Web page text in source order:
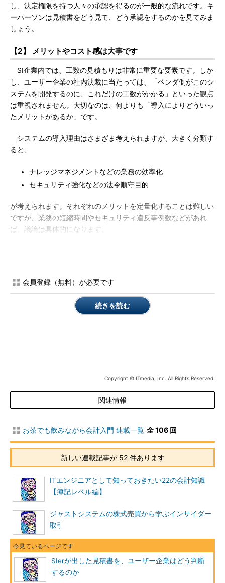
し、決定権限を持つ人々の承認を得るのが一般的な流れです。キ
ーパーソンは見積書をどう見て、どう承認をするのかを見てみま
しょう。
【2】 メリットやコスト感は大事です
SI企業内では、工数の見積もりは非常に重要な要素です。しか
し、ユーザー企業の社内決裁に当たっては、「ベンダ側がこのシ
ステムを開発するのに、これだけの工数がかかる」といった観点
は重視されません。大切なのは、何よりも「導入によりどういっ
たメリットがあるか」です。
システムの導入理由はさまざま考えられますが、大きく分類す
ると、
ナレッジマネジメントなどの業務の効率化
セキュリティ強化などの法令順守目的
が考えられます。それぞれのメリットを定量化することは難しい
ですが、業務の短縮時間やセキュリティ違反事例数などがあれ
ば、議論は具体的になります。
により、見積もり金額の妥当性を感じやすくなります。システム
の導入によって、低減できるコストもあります。例えば、携帯電
話の使用料金は郵便が利用されなくなり、メールで代替されるよ
比較検討する場合、金額は当然、重要な考慮要素です。それ以外
には、類似システムの導入実績、ベンダの営業担当から感じ取れ
システムは建物や車などと違って、無形資産であり、他社に売
るものではありません。導入に失敗して誰も使わないようなシス
テムだったり、使っても効率が悪いシステムだったりした場合
は、投資は失敗ということになります。設計から導入、保守まで
会員登録（無料）が必要です
続きを読む
Copyright © ITmedia, Inc. All Rights Reserved.
関連情報
お茶でも飲みながら会計入門 連載一覧 全 106 回
新しい連載記事が 52 件あります
ITエンジニアとして知っておきたい22の会計知識
【簿記レベル編】
ジャストシステムの株式売買から学ぶインサイダー
取引
SIerが出した見積書を、ユーザー企業はどう判断
するのか